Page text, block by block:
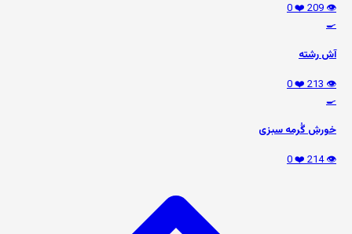
👁️ 209
❤️ 0
🍳
آش رشته
👁️ 213
❤️ 0
🍳
خورش گُرمه سبزی
👁️ 214
❤️ 0